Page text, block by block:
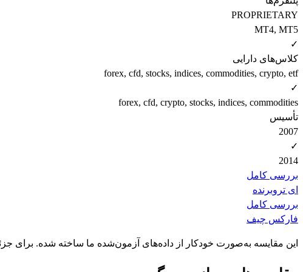
PROPRIETARY
MT4, MT5
✓
کلاس‌های دارایی
forex, cfd, stocks, indices, commodities, crypto, etf
✓
forex, cfd, crypto, stocks, indices, commodities
تأسیس
2007
✓
2014
بررسی کامل
ای تروبرنده
بررسی کامل
فارکس چیف
این مقایسه به‌صورت خودکار از داده‌های آزمون‌شده ما ساخته شده. برای